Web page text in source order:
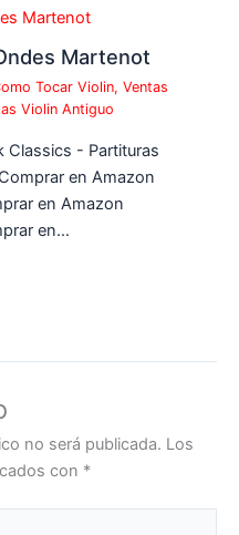
Martenot
Tocar Violin,Ventas
Violin Antiguo
Classics - Partituras
en Amazon
en Amazon
en…
no será publicada. Los
con *